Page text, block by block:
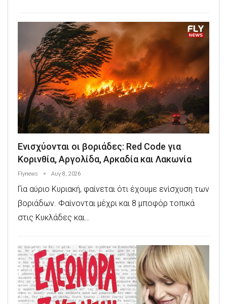
Ενισχύονται οι βοριάδες: Red Code για
Κορινθία, Αργολίδα, Αρκαδία και Λακωνία
Flynews Αυγ 8, 2026
Για αύριο Κυριακή, φαίνεται ότι έχουμε ενίσχυση των
βοριάδων. Φαίνονται μέχρι και 8 μποφόρ τοπικά
στις Κυκλάδες και…